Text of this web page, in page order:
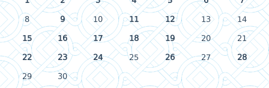
8 9 10 11 12 13 14
15 16 17 18 19 20 21
22 23 24 25 26 27 28
29 30